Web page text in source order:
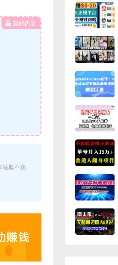
隐藏内容
站概不负